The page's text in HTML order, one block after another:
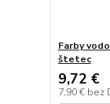
Farby
štetec
9,72 €
7,90 € bez